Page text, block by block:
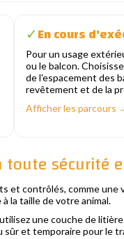
✓En cours
Pour un usage
ou le balcon.
de l'espacement des
revêtement et de la
Afficher les parcours
sécurité
et contrôlés, comme une
la taille de votre animal.
une couche de
sûr et temporaire pour le